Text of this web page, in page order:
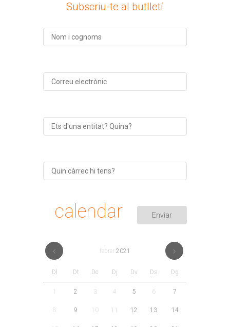
Subscriu-te al butlletí
calendar
febrer 2021
Dl Dt Dc Dj Dv Ds Dg
2 3 4 5 6 7
8 9 10 12 13 14